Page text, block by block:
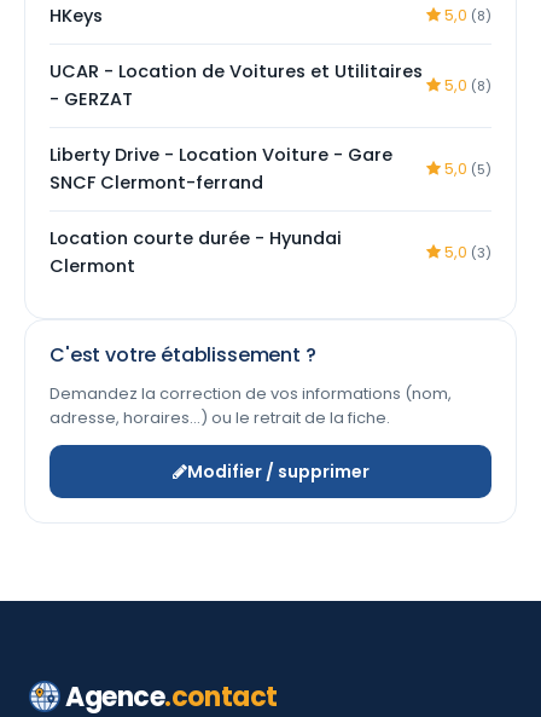
HKeys 5,0 (8)
UCAR - Location de Voitures et Utilitaires
- GERZAT
5,0 (8)
Liberty Drive - Location Voiture - Gare
SNCF Clermont-ferrand
5,0 (5)
Location courte durée - Hyundai
Clermont
5,0 (3)
C'est votre établissement ?
Demandez la correction de vos informations (nom,
adresse, horaires…) ou le retrait de la fiche.
Modifier / supprimer
Agence.contact